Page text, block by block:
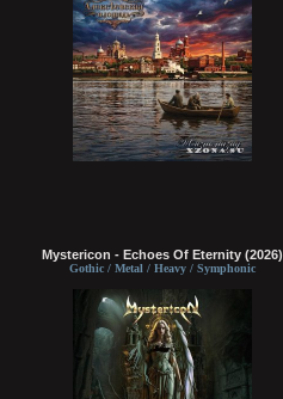
Mystericon - Echoes Of Eternity (2026)
Gothic / Metal / Heavy / Symphonic